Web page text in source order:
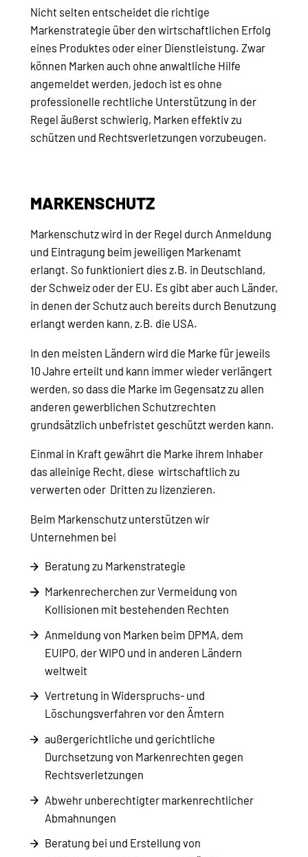
Nicht selten entscheidet die richtige
Markenstrategie über den wirtschaftlichen Erfolg
eines Produktes oder einer Dienstleistung. Zwar
können Marken auch ohne anwaltliche Hilfe
angemeldet werden, jedoch ist es ohne
professionelle rechtliche Unterstützung in der
Regel äußerst schwierig, Marken effektiv zu
schützen und Rechtsverletzungen vorzubeugen.
MARKENSCHUTZ
Markenschutz wird in der Regel durch Anmeldung
und Eintragung beim jeweiligen Markenamt
erlangt. So funktioniert dies z.B. in Deutschland,
der Schweiz oder der EU. Es gibt aber auch Länder,
in denen der Schutz auch bereits durch Benutzung
erlangt werden kann, z.B. die USA.
In den meisten Ländern wird die Marke für jeweils
10 Jahre erteilt und kann immer wieder verlängert
werden, so dass die Marke im Gegensatz zu allen
anderen gewerblichen Schutzrechten
grundsätzlich unbefristet geschützt werden kann.
Einmal in Kraft gewährt die Marke ihrem Inhaber
das alleinige Recht, diese wirtschaftlich zu
verwerten oder Dritten zu lizenzieren.
Beim Markenschutz unterstützen wir
Unternehmen bei
Beratung zu Markenstrategie
Markenrecherchen zur Vermeidung von
Kollisionen mit bestehenden Rechten
Anmeldung von Marken beim DPMA, dem
EUIPO, der WIPO und in anderen Ländern
weltweit
Vertretung in Widerspruchs- und
Löschungsverfahren vor den Ämtern
außergerichtliche und gerichtliche
Durchsetzung von Markenrechten gegen
Rechtsverletzungen
Abwehr unberechtigter markenrechtlicher
Abmahnungen
Beratung bei und Erstellung von